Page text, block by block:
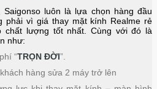
luôn là lựa chọn hàng đầu
phải vì giá thay mặt kính Realme rẻ
chất lượng tốt nhất. Cùng với đó là
như:
“TRỌN ĐỜI”.
hàng sửa 2 máy trở lên